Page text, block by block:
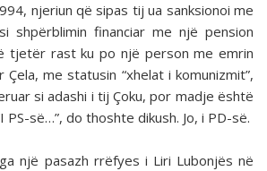
njeriun që sipas tij ua sanksionoi me
shpërblimin financiar me një pension
tjetër rast ku po një person me emrin
Çela, me statusin “xhelat i komunizmit”,
si adashi i tij Çoku, por madje është
së…”, do thoshte dikush. Jo, i PD-së.
një pasazh rrëfyes i Liri Lubonjës në